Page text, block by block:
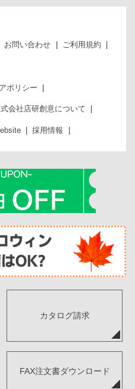
お問い合わせ ご利用規約
ポリシー
会社店研創意について
採用情報
カタログ請求
FAX注文書ダウンロード